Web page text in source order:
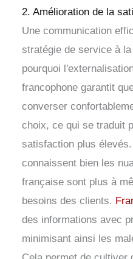
2. Amélioration de la
Une communication
stratégie de service à
pourquoi
francophone garantit
converser
choix, ce qui se traduit
satisfaction plus
connaissent bien les
française sont plus à
besoins des clients.
des informations avec
minimisant ainsi les